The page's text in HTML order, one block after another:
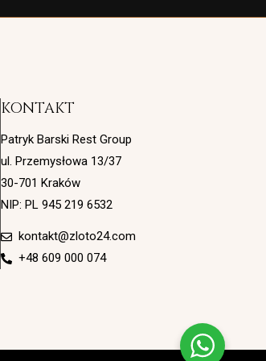
KONTAKT
Patryk Barski Rest Group
ul. Przemysłowa 13/37
30-701 Kraków
NIP: PL 945 219 6532
kontakt@zloto24.com
+48 609 000 074